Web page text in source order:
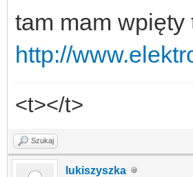
tam mam wpięty
http://
<t></t>
Szukaj
lukiszyszka